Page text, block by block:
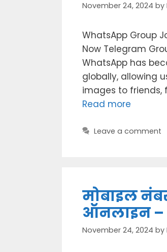
November 24, 2024 by
WhatsApp Group
Now Telegram
WhatsApp has
globally, allowing
images to friends,
Read more
Leave a comment
मोबाइल
ऑनलाइन –
November 24, 2024 by